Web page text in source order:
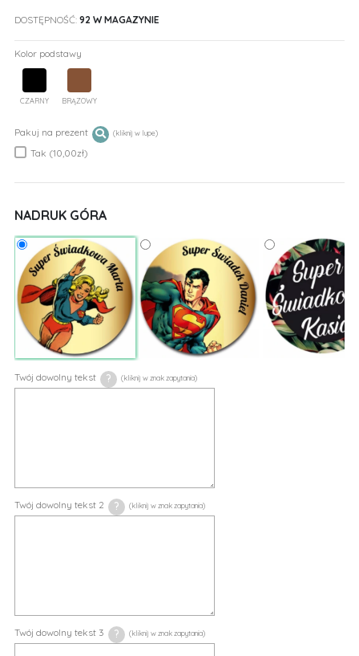
DOSTĘPNOŚĆ: 92 W MAGAZYNIE
Kolor podstawy
CZARNY BRĄZOWY
Pakuj na prezent
Tak (10,00zł)
NADRUK GÓRA
Twój dowolny tekst ?
Twój dowolny tekst 2 ?
Twój dowolny tekst 3 ?